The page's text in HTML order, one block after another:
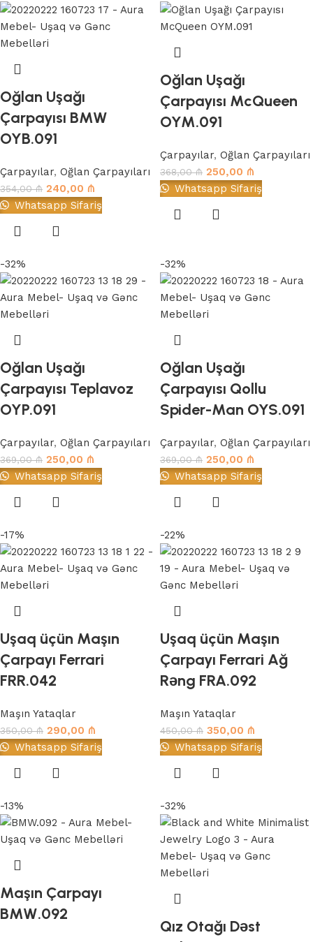
Oğlan Uşağı
Çarpayısı BMW
OYB.091
Çarpayılar, Oğlan Çarpayıları
354,00₼ 240,00 ₼
Whatsapp Sifariş
Oğlan Uşağı
Çarpayısı McQueen
OYM.091
Çarpayılar, Oğlan Çarpayıları
368,00₼ 250,00 ₼
Whatsapp Sifariş
-32%
Oğlan Uşağı
Çarpayısı Teplavoz
OYP.091
Çarpayılar, Oğlan Çarpayıları
369,00₼ 250,00 ₼
Whatsapp Sifariş
-32%
Oğlan Uşağı
Çarpayısı Qollu
Spider-Man OYS.091
Çarpayılar, Oğlan Çarpayıları
369,00₼ 250,00 ₼
Whatsapp Sifariş
-17%
Uşaq üçün Maşın
Çarpayı Ferrari
FRR.042
Maşın Yataqlar
350,00₼ 290,00 ₼
Whatsapp Sifariş
-22%
Uşaq üçün Maşın
Çarpayı Ferrari Ağ
Rəng FRA.092
Maşın Yataqlar
450,00₼ 350,00 ₼
Whatsapp Sifariş
-13%
Maşın Çarpayı
BMW.092
-32%
Qız Otağı Dəst